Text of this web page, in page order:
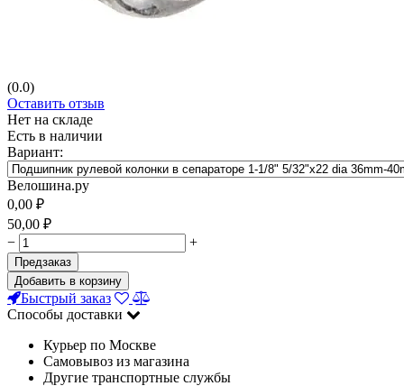
(0.0)
Оставить отзыв
Нет на складе
Есть в наличии
Вариант:
Велошина.ру
0,00 ₽
50,00 ₽
−
+
Предзаказ
Добавить в корзину
Быстрый заказ
Способы доставки
Курьер по Москве
Самовывоз из магазина
Другие транспортные службы